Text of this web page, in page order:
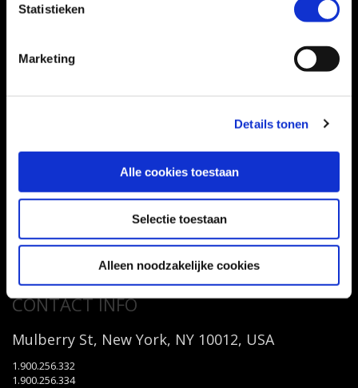
Statistieken
Marketing
Details tonen
Alle cookies toestaan
Selectie toestaan
Alleen noodzakelijke cookies
EMAIL
SUBJECT
Send message
CONTACT INFO
Mulberry St, New York, NY 10012, USA
1.900.256.332
1.900.256.334